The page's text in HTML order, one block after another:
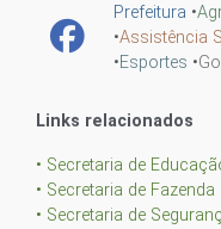
Prefeitura •
•Assistência
•Esportes •
Links relacionados
• Secretaria de
• Secretaria de Fazenda
• Secretaria de